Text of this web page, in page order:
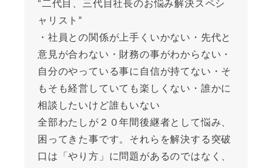
“二代目、三代目社長のお悩み解決スペシ
ャリスト”
・社員との関係が上手くいかない・先代と
意見が合わない・財務の事がわからない・
自分のやっている事に自信が持てない・そ
もそも経営していても楽しくない・誰かに
相談したいけど誰もいない
全部わたしが２０年間後継者として悩み、
困ってきた事です。それらを解決する突破
口は「やり方」に問題があるのではなく、